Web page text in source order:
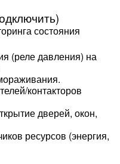
состояния
(реле давления) на
контакторов
дверей, окон,
ресурсов (энергия,